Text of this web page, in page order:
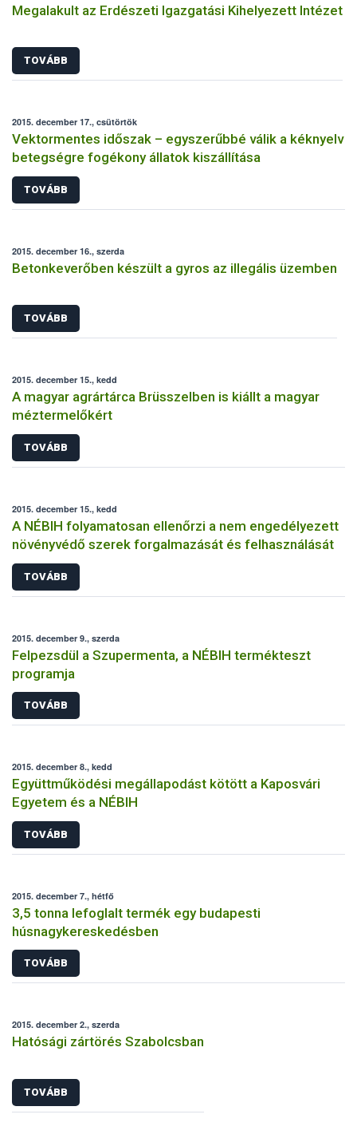
Megalakult az Erdészeti Igazgatási Kihelyezett Intézet
TOVÁBB
2015. december 17., csütörtök
Vektormentes időszak – egyszerűbbé válik a kéknyelv
betegségre fogékony állatok kiszállítása
TOVÁBB
2015. december 16., szerda
Betonkeverőben készült a gyros az illegális üzemben
TOVÁBB
2015. december 15., kedd
A magyar agrártárca Brüsszelben is kiállt a magyar
méztermelőkért
TOVÁBB
2015. december 15., kedd
A NÉBIH folyamatosan ellenőrzi a nem engedélyezett
növényvédő szerek forgalmazását és felhasználását
TOVÁBB
2015. december 9., szerda
Felpezsdül a Szupermenta, a NÉBIH termékteszt
programja
TOVÁBB
2015. december 8., kedd
Együttműködési megállapodást kötött a Kaposvári
Egyetem és a NÉBIH
TOVÁBB
2015. december 7., hétfő
3,5 tonna lefoglalt termék egy budapesti
húsnagykereskedésben
TOVÁBB
2015. december 2., szerda
Hatósági zártörés Szabolcsban
TOVÁBB